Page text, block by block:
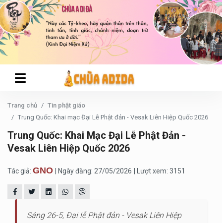
Trang chủ
Tin phật giáo
Trung Quốc: Khai mạc Đại Lễ Phật đản - Vesak Liên Hiệp Quốc 2026
Trung Quốc: Khai Mạc Đại Lễ Phật Đản -
Vesak Liên Hiệp Quốc 2026
Tác giả: GNO | Ngày đăng: 27/05/2026 | Lượt xem: 3151
Sáng 26-5, Đại lễ Phật đản - Vesak Liên Hiệp